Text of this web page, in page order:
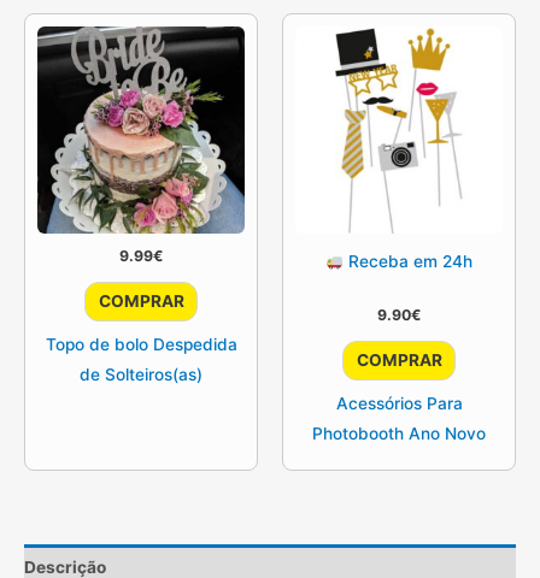
9.99€
COMPRAR
Topo de bolo Despedida
de Solteiros(as)
Receba em 24h
9.90€
COMPRAR
Acessórios Para
Photobooth Ano Novo
Descrição